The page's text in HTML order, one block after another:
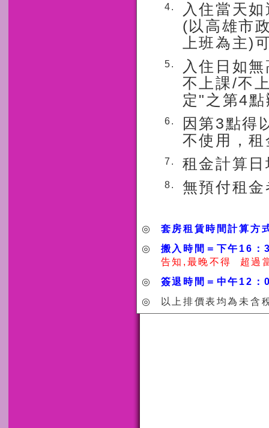
4.
入住當天
(以高雄市
上班為主)
5.
入住日如
不上課/不
定"之第4
6.
因第3點得
不使用，
7. 租金計算
8. 無預付租
◎
套房租賃時間計算方
◎
搬入時間＝下午16：
告知,最晚不得
超過
◎
簽退時間＝中午12：
◎
以上排價表均為未含